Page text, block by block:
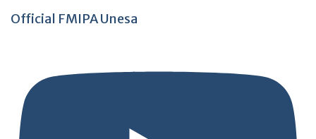
Official FMIPA Unesa